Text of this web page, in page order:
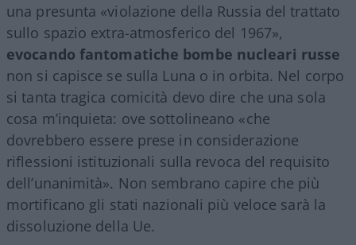
una presunta «violazione della Russia del trattato
sullo spazio extra-atmosferico del 1967»,
evocando fantomatiche bombe nucleari russe
non si capisce se sulla Luna o in orbita. Nel corpo
si tanta tragica comicità devo dire che una sola
cosa m’inquieta: ove sottolineano «che
dovrebbero essere prese in considerazione
riflessioni istituzionali sulla revoca del requisito
dell’unanimità». Non sembrano capire che più
mortificano gli stati nazionali più veloce sarà la
dissoluzione della Ue.